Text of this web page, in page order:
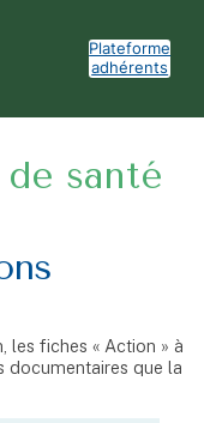
Plateforme
adhérents
santé
les fiches « Action » à
documentaires que la